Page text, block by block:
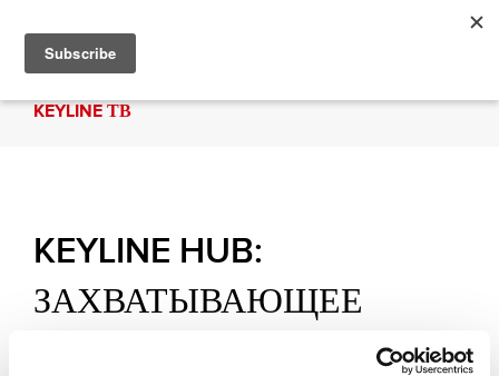
KEYLINE ТВ
KEYLINE HUB:
ЗАХВАТЫВАЮЩЕЕ
НОВОЕ СОЕДИНЕНИЕ С